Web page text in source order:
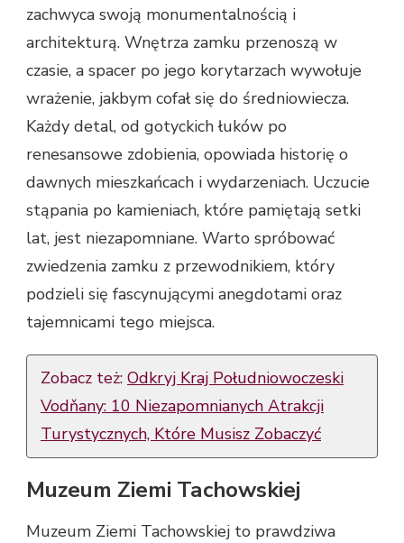
zachwyca swoją monumentalnością i
architekturą. Wnętrza zamku przenoszą w
czasie, a spacer po jego korytarzach wywołuje
wrażenie, jakbym cofał się do średniowiecza.
Każdy detal, od gotyckich łuków po
renesansowe zdobienia, opowiada historię o
dawnych mieszkańcach i wydarzeniach. Uczucie
stąpania po kamieniach, które pamiętają setki
lat, jest niezapomniane. Warto spróbować
zwiedzenia zamku z przewodnikiem, który
podzieli się fascynującymi anegdotami oraz
tajemnicami tego miejsca.
Zobacz też: Odkryj Kraj Południowoczeski
Vodňany: 10 Niezapomnianych Atrakcji
Turystycznych, Które Musisz Zobaczyć
Muzeum Ziemi Tachowskiej
Muzeum Ziemi Tachowskiej to prawdziwa